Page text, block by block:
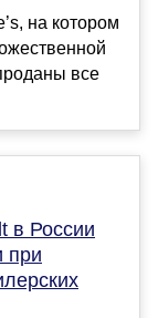
на котором
все
в России
при